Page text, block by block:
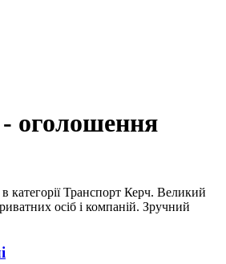
оголошення
категорії Транспорт Керч. Великий
осіб і компаній. Зручний